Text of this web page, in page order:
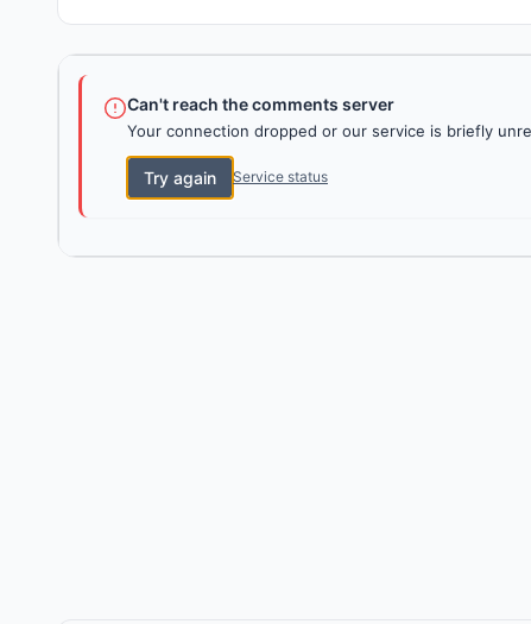
Can't reach the comments server
Your connection dropped or our service is briefly
Try again Service status